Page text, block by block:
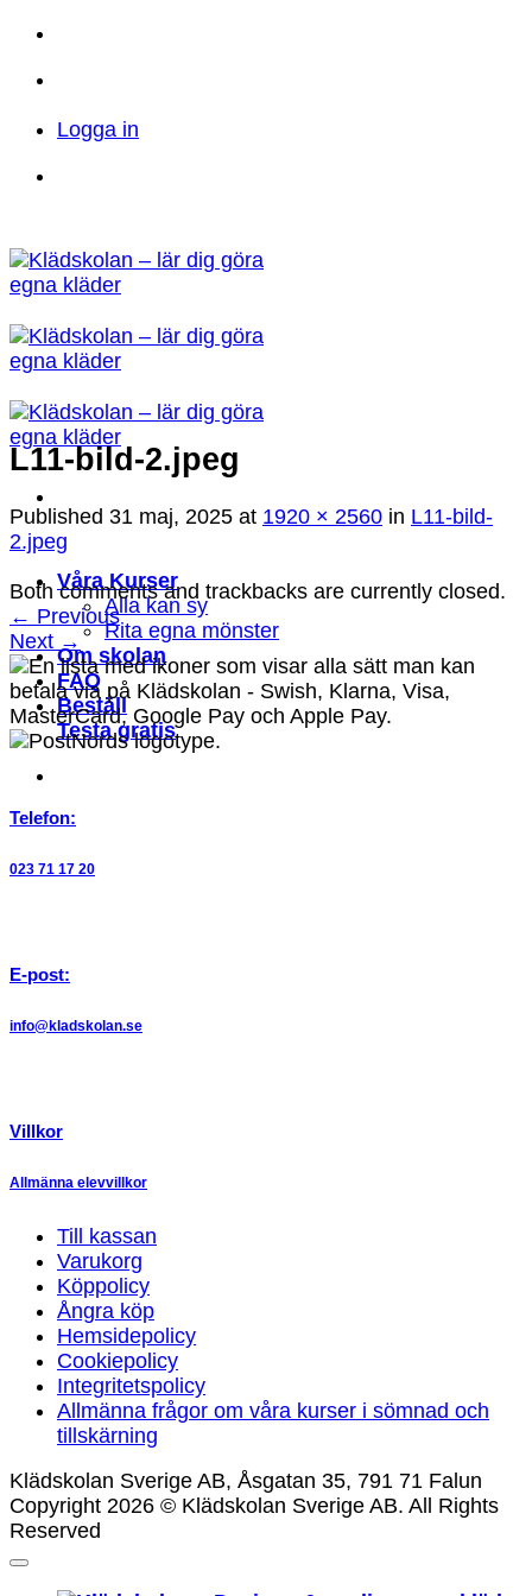
Skip
content
Logga in
Våra Kurser
Alla kan sy
Rita egna mönster
Om skolan
FAQ
Beställ
Testa gratis
L11-bild-2.jpeg
Published 31 maj, 2025 at 1920 × 2560 in L11-bild-
2.jpeg
Both comments and trackbacks are currently closed.
← Previous
Next →
Telefon:
023 71 17 20
E-post:
info@kladskolan.se
Villkor
Allmänna elevvillkor
Till kassan
Varukorg
Köppolicy
Ångra köp
Hemsidepolicy
Cookiepolicy
Integritetspolicy
Allmänna frågor om våra kurser i sömnad och
tillskärning
Klädskolan Sverige AB, Åsgatan 35, 791 71 Falun
Copyright 2026 © Klädskolan Sverige AB. All Rights
Reserved